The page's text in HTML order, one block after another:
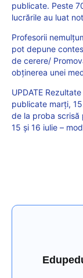
publicate. Peste
lucrările au luat
Profesorii
pot depune
de cerere/
obținerea unei
UPDATE
publicate marți,
de la proba scrisă
15 și 16 iulie –